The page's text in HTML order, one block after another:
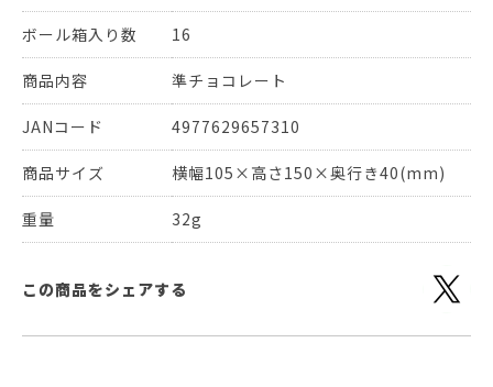
ボール箱入り数 16
商品内容 準チョコレート
JANコード 4977629657310
商品サイズ 横幅105×高さ150×奥行き40(mm)
重量 32g
この商品をシェアする